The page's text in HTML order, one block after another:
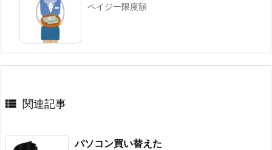
ペイジー限度額
 関連記事
パソコン買い替えた